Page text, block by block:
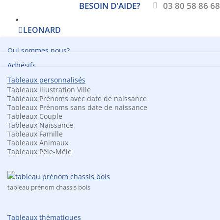
BESOIN D'AIDE? 03 80 58 86 68
LEONARD
Qui sommes nous?
Nos engagements
Parc machine
Services graphiques
Maquettes graphiques
Scan de plans
Tirage de plan grand format
Pose d'adhésif & vitrophanie
Adhésifs
• Adhésif décoration mural skyline
• Adhésif de discretion vitrine
• Adhésif de sécurité
• Adhésif dépoli design vitrine
• Adhésif pour miroir
• Adhésif vitrine
• Adhésif visuel meuble
• Déploiement d'adhésif
• Etiquette 3D doming
• Etiquettes emballage
• Film anti graffitis
• Marquage véhicule / covering
• Micro perforé véhicule
• Pose d'adhésifs
Tableaux personnalisés
Tableaux Illustration Ville
Tableaux Prénoms avec date de naissance
Tableaux Prénoms sans date de naissance
Tableaux Couple
Tableaux Naissance
Tableaux Famille
Tableaux Animaux
Tableaux Pêle-Mêle
tableau prénom chassis bois
Tableaux thématiques
Boite aux
lettres
• Plaque
nominative
gravée
numérotation
gravée